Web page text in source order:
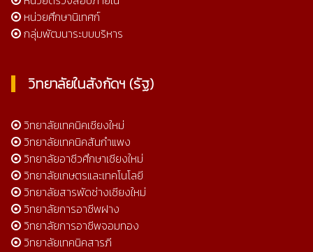
หน่วยศึกษานิเทศก์
กลุ่มพัฒนาระบบบริหาร
วิทยาลัยในสังกัดฯ (รัฐ)
วิทยาลัยเทคนิคเชียงใหม่
วิทยาลัยเทคนิคสันกำแพง
วิทยาลัยอาชีวศึกษาเชียงใหม่
วิทยาลัยเกษตรและเทคโนโลยี
วิทยาลัยสารพัดช่างเชียงใหม่
วิทยาลัยการอาชีพฝาง
วิทยาลัยการอาชีพจอมทอง
วิทยาลัยเทคนิคสารภี